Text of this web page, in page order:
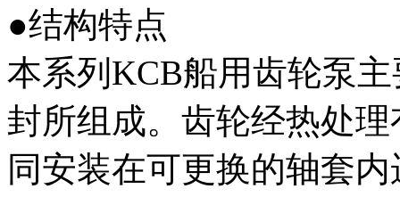
●结构特点
本系列KCB船用齿轮泵
封所组成。齿轮经热处
同安装在可更换的轴套